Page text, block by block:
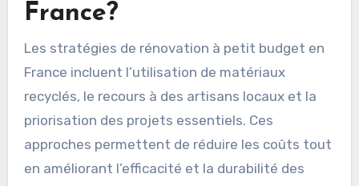
France?
Les stratégies de rénovation à petit budget en
France incluent l’utilisation de matériaux
recyclés, le recours à des artisans locaux et la
priorisation des projets essentiels. Ces
approches permettent de réduire les coûts tout
en améliorant l’efficacité et la durabilité des